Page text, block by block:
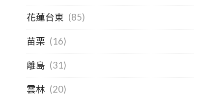
花蓮台東 (85)
苗栗 (16)
離島 (31)
雲林 (20)